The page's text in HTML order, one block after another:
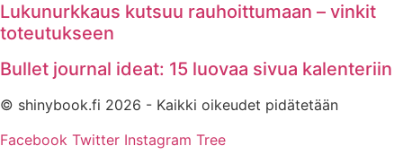
Lukunurkkaus kutsuu rauhoittumaan – vinkit
toteutukseen
Bullet journal ideat: 15 luovaa sivua kalenteriin
© shinybook.fi 2026 - Kaikki oikeudet pidätetään
Facebook Twitter Instagram Tree